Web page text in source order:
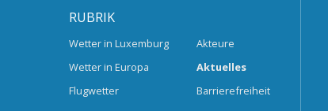
RUBRIK
Wetter in Luxemburg
Wetter in Europa
Flugwetter
Akteure
Aktuelles
Barrierefreiheit